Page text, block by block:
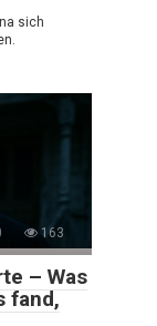
sich
163
– Was
fand,